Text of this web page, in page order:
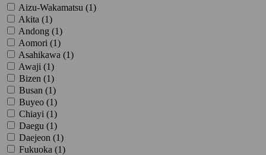
Aizu-Wakamatsu (1)
Akita (1)
Andong (1)
Aomori (1)
Asahikawa (1)
Awaji (1)
Bizen (1)
Busan (1)
Buyeo (1)
Chiayi (1)
Daegu (1)
Daejeon (1)
Fukuoka (1)